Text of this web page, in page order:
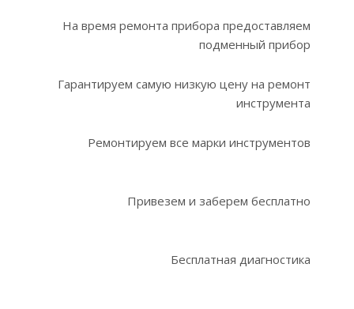
На время ремонта прибора предоставляем
подменный прибор
Гарантируем самую низкую цену на ремонт
инструмента
Ремонтируем все марки инструментов
Привезем и заберем бесплатно
Бесплатная диагностика